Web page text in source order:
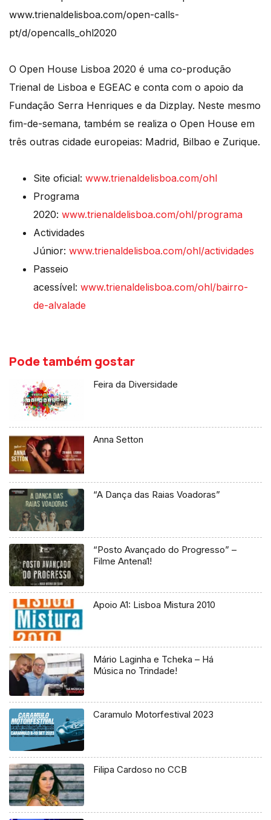
www.trienaldelisboa.com/open-calls-
pt/d/opencalls_ohl2020
O Open House Lisboa 2020 é uma co-produção
Trienal de Lisboa e EGEAC e conta com o apoio da
Fundação Serra Henriques e da Dizplay. Neste mesmo
fim-de-semana, também se realiza o Open House em
três outras cidade europeias: Madrid, Bilbao e Zurique.
Site oficial: www.trienaldelisboa.com/ohl
Programa
2020: www.trienaldelisboa.com/ohl/programa
Actividades
Júnior: www.trienaldelisboa.com/ohl/actividades
Passeio
acessível: www.trienaldelisboa.com/ohl/bairro-
de-alvalade
Pode também gostar
Feira da Diversidade
Anna Setton
“A Dança das Raias Voadoras”
“Posto Avançado do Progresso” –
Filme Antena1!
Apoio A1: Lisboa Mistura 2010
Mário Laginha e Tcheka – Há
Música no Trindade!
Caramulo Motorfestival 2023
Filipa Cardoso no CCB